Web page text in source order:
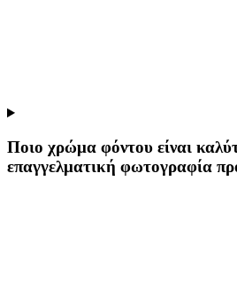
Ποιο χρώμα φόντου είναι
επαγγελματική φωτογραφία